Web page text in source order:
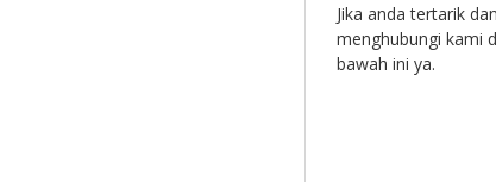
Jika anda tertarik
menghubungi kami
bawah ini ya.